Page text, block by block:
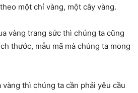
một chỉ vàng, một cây vàng.
vàng trang sức thì chúng ta cũng
thước, mẫu mã mà chúng ta mong
thì chúng ta cần phải yêu cầu